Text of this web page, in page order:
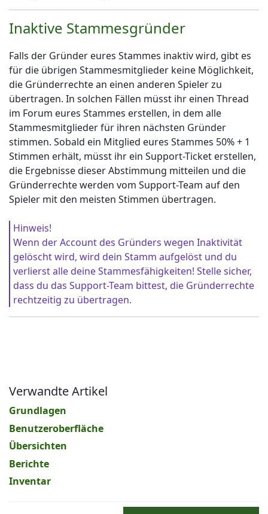
Inaktive Stammesgründer
Falls der Gründer eures Stammes inaktiv wird, gibt es
für die übrigen Stammesmitglieder keine Möglichkeit,
die Gründerrechte an einen anderen Spieler zu
übertragen. In solchen Fällen müsst ihr einen Thread
im Forum eures Stammes erstellen, in dem alle
Stammesmitglieder für ihren nächsten Gründer
stimmen. Sobald ein Mitglied eures Stammes 50% + 1
Stimmen erhält, müsst ihr ein Support-Ticket erstellen,
die Ergebnisse dieser Abstimmung mitteilen und die
Gründerrechte werden vom Support-Team auf den
Spieler mit den meisten Stimmen übertragen.
Hinweis!
Wenn der Account des Gründers wegen Inaktivität
gelöscht wird, wird dein Stamm aufgelöst und du
verlierst alle deine Stammesfähigkeiten! Stelle sicher,
dass du das Support-Team bittest, die Gründerrechte
rechtzeitig zu übertragen.
Verwandte Artikel
Grundlagen
Benutzeroberfläche
Übersichten
Berichte
Inventar